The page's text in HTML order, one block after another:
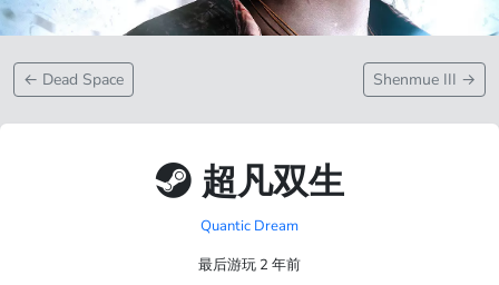
← Dead Space Shenmue III →
超凡双生
Quantic Dream
最后游玩 2 年前